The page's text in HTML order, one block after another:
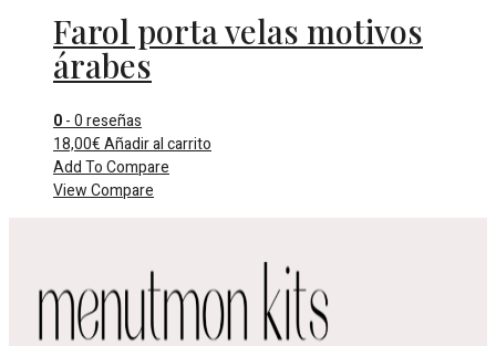
Farol porta velas motivos
árabes
0- 0 reseñas
18,00€Añadir al carrito
Add To Compare
View Compare